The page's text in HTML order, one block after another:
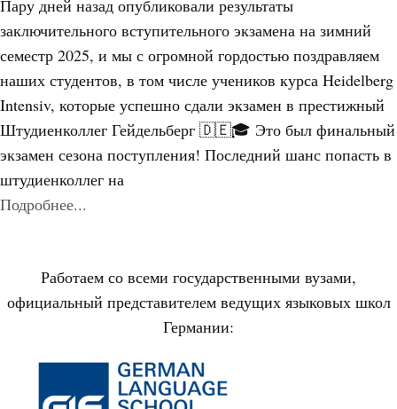
Пару дней назад опубликовали результаты
заключительного вступительного экзамена на зимний
семестр 2025, и мы с огромной гордостью поздравляем
наших студентов, в том числе учеников курса Heidelberg
Intensiv, которые успешно сдали экзамен в престижный
Штудиенколлег Гейдельберг 🇩🇪🎓 Это был финальный
экзамен сезона поступления! Последний шанс попасть в
штудиенколлег на
Подробнее...
Работаем со всеми государственными вузами,
официальный представителем ведущих языковых школ
Германии: